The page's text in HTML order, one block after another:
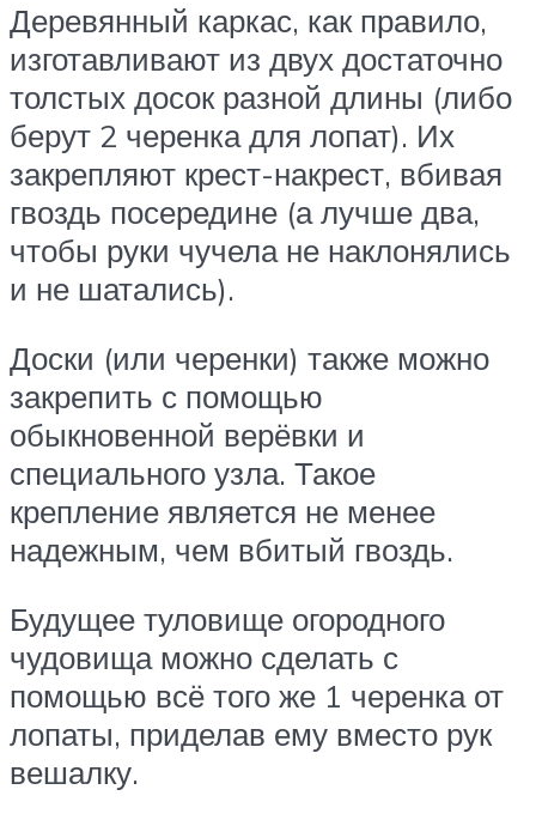
Деревянный каркас, как правило,
изготавливают из двух достаточно
толстых досок разной длины (либо
берут 2 черенка для лопат). Их
закрепляют крест-накрест, вбивая
гвоздь посередине (а лучше два,
чтобы руки чучела не наклонялись
и не шатались).
Доски (или черенки) также можно
закрепить с помощью
обыкновенной верёвки и
специального узла. Такое
крепление является не менее
надежным, чем вбитый гвоздь.
Будущее туловище огородного
чудовища можно сделать с
помощью всё того же 1 черенка от
лопаты, приделав ему вместо рук
вешалку.